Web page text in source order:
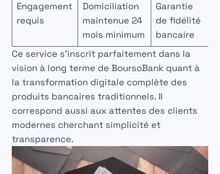
Engagement
requis
Domiciliation
maintenue 24
mois minimum
Garantie
de fidélité
bancaire
Ce service s’inscrit parfaitement dans la
vision à long terme de BoursoBank quant à
la transformation digitale complète des
produits bancaires traditionnels. Il
correspond aussi aux attentes des clients
modernes cherchant simplicité et
transparence.